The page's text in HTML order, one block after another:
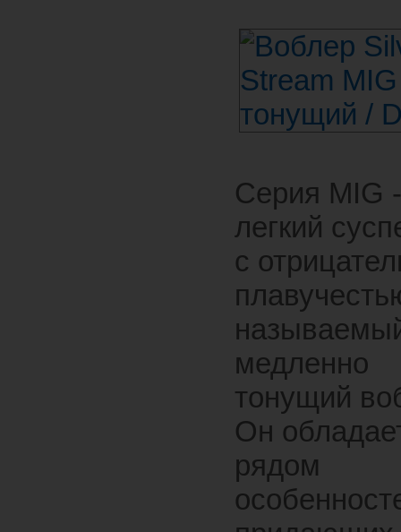
Серия MIG -
легкий
с
медленно
тонущий
Он
рядом